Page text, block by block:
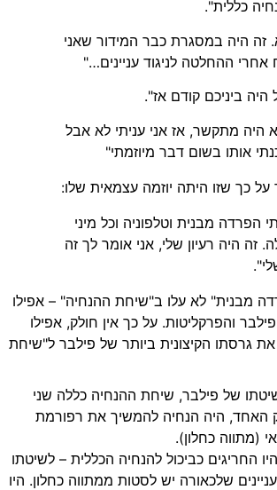
כללית".
זה היה במסגרת כבר המידור שאני
ההחלטה לניגוד עניינים…"
ביניכם קודם אז".
היה מתקשר, אז אני עניתי לא אבל
אותו בשום דבר מיוזמתי"
כך שזו היתה יוזמה עצמאית שלו:
הפרדה מבנית וטלפוניה וכל מיני
זה היה רעיון שלי, אני אומר לך זה
מבנית" לא עלו ב"שיחת ההנחיה" – אפילו
והפרקליטות. על כך אין חולק, אפילו
גרסתו הקיצונית ביותר של פילבר ל"שיחת
של פילבר, שיחת ההנחיה כללה שני
האחד, היה הנחיה להמשיך את רפורמת
(מתווה כחלון).
החריגים כביכול להנחיה הכללית – לשיטתו
שלכאורה יש לסטות ממתווה כחלון. היו